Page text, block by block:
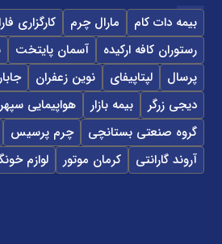
بیمه دات کام مارال چرم کارگزاری
رستوران کافه ارکیده
آسمان پایتخت
پرسال
لپتاپیفای نوین زعفران جابار
دیجی زرگر
بیمه بازار
هواپیمایی
گروه صنعتی بستانچی
چرم پرسیس
آروند گارانتی
کرمان موتور لوازم